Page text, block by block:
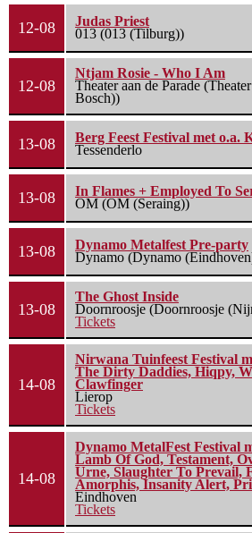
12-08
Judas Priest
013 (013 (Tilburg))
12-08
Ntjam Rosie - Who I Am
Theater aan de Parade
Bosch))
13-08
Berg Feest Festival met o.a.
Tessenderlo
13-08
In Flames + Employed To
OM (OM (Seraing))
13-08
Dynamo Metalfest Pre-party
Dynamo (Dynamo
13-08
The Ghost Inside
Doornroosje (Doornroosje
Tickets
14-08
Nirwana Tuinfeest Festival
The Dirty Daddies, Hiqpy,
Clawfinger
Lierop
Tickets
14-08
Dynamo MetalFest Festival
Lamb Of God, Testament,
Urne, Slaughter To Prevail,
Amorphis, Insanity Alert,
Eindhoven
Tickets